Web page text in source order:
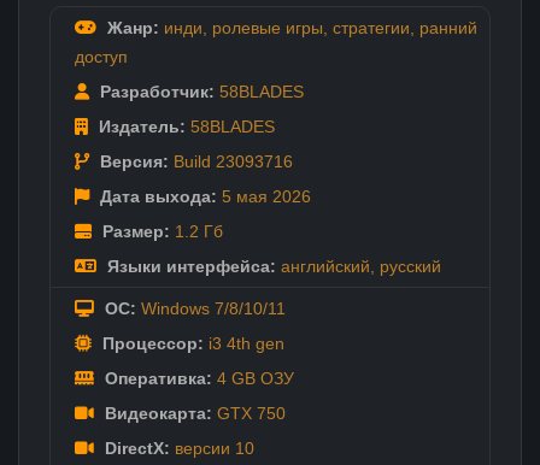
Жанр: инди ролевые игры стратегии
ранний
доступ
Разработчик: 58BLADES
Издатель: 58BLADES
Версия: Build 23093716
Дата выхода: 5 мая 2026
Размер: 1.2 Гб
Языки интерфейса: английский русский
ОС: Windows 7/8/10/11
Процессор: i3 4th gen
Оперативка: 4 GB ОЗУ
Видеокарта: GTX 750
DirectX: версии 10